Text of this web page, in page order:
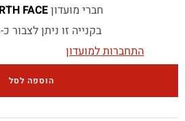
חברי מועדוןTHE NORTH FACE
בקנייה זו ניתן לצבור כ-8 נקודות
התחברות למועדון
הוספה לסל